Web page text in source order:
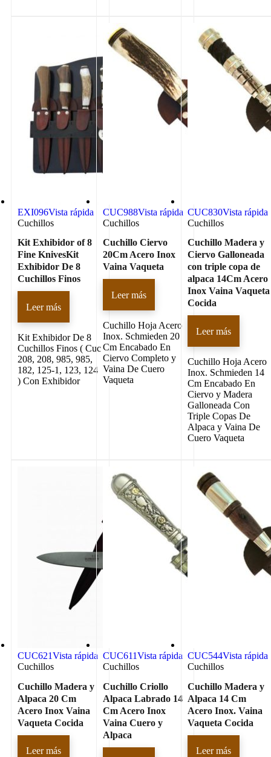
EXI096Vista rápida
Cuchillos
Kit Exhibidor of 8
Fine KnivesKit
Exhibidor De 8
Cuchillos Finos
Leer más
Kit Exhibidor De 8
Cuchillos Finos ( Cuc
208, 208, 985, 985,
182, 125-1, 123, 124
) Con Exhibidor
CUC988Vista rápida
Cuchillos
Cuchillo Ciervo
20Cm Acero Inox
Vaina Vaqueta
Leer más
Cuchillo Hoja Acero
Inox. Schmieden 20
Cm Encabado En
Ciervo Completo y
Vaina De Cuero
Vaqueta
CUC830Vista rápida
Cuchillos
Cuchillo Madera y
Ciervo Galloneada
con triple copa de
alpaca 14Cm Acero
Inox Vaina Vaqueta
Cocida
Leer más
Cuchillo Hoja Acero
Inox. Schmieden 14
Cm Encabado En
Ciervo y Madera
Galloneada Con
Triple Copas De
Alpaca y Vaina De
Cuero Vaqueta
CUC621Vista rápida
Cuchillos
Cuchillo Madera y
Alpaca 20 Cm
Acero Inox Vaina
Vaqueta Cocida
Leer más
CUC611Vista rápida
Cuchillos
Cuchillo Criollo
Alpaca Labrado 14
Cm Acero Inox
Vaina Cuero y
Alpaca
CUC544Vista rápida
Cuchillos
Cuchillo Madera y
Alpaca 14 Cm
Acero Inox. Vaina
Vaqueta Cocida
Leer más